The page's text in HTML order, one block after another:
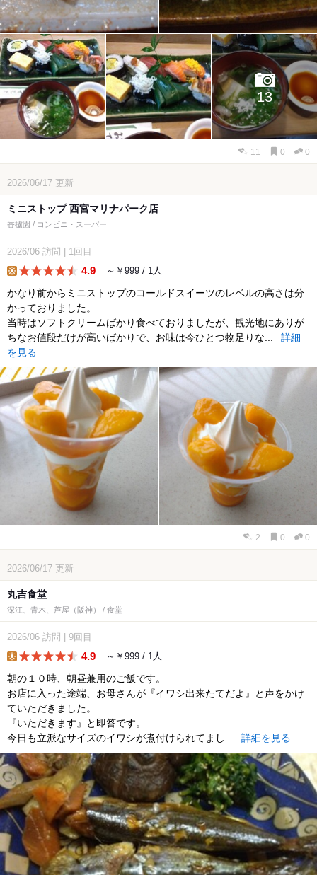
13
11 0 0
2026/06/17 更新
ミニストップ 西宮マリナパーク店
香櫨園 / コンビニ・スーパー
2026/06 訪問 1回目
4.9 ～￥999 / 1人
かなり前からミニストップのコールドスイーツのレベルの高さは分
かっておりました。
当時はソフトクリームばかり食べておりましたが、観光地にありが
ちなお値段だけが高いばかりで、お味は今ひとつ物足りな...
詳細
を見る
2 0 0
2026/06/17 更新
丸吉食堂
深江、青木、芦屋（阪神） / 食堂
2026/06 訪問 9回目
4.9 ～￥999 / 1人
朝の１０時、朝昼兼用のご飯です。
お店に入った途端、お母さんが『イワシ出来たてだよ』と声をかけ
ていただきました。
『いただきます』と即答です。
今日も立派なサイズのイワシが煮付けられてまし...
詳細を見る